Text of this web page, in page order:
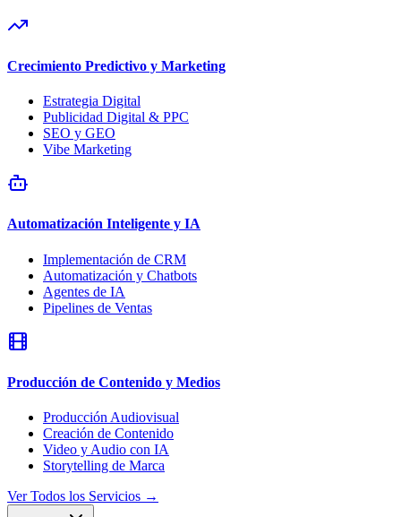
Crecimiento Predictivo y Marketing
Estrategia Digital
Publicidad Digital & PPC
SEO y GEO
Vibe Marketing
Automatización Inteligente y IA
Implementación de CRM
Automatización y Chatbots
Agentes de IA
Pipelines de Ventas
Producción de Contenido y Medios
Producción Audiovisual
Creación de Contenido
Video y Audio con IA
Storytelling de Marca
Ver Todos los Servicios →